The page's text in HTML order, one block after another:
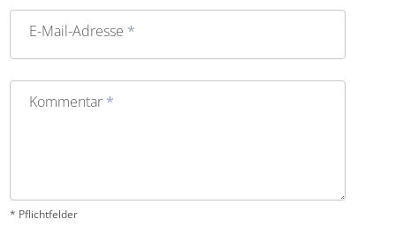
E-Mail-Adresse *
Kommentar *
* Pflichtfelder